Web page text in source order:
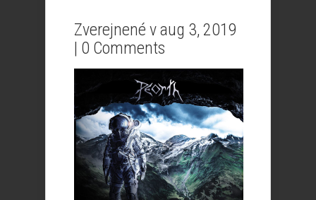
Zverejnené v aug 3, 2019
| 0 Comments